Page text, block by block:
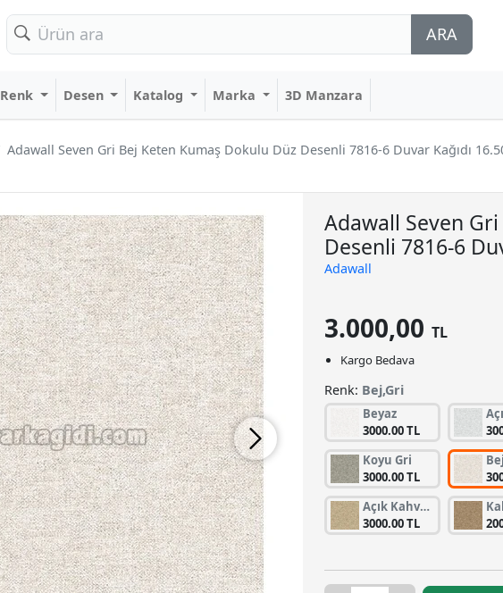
ARA
Renk Desen Katalog Marka 3D Manzara
Adawall Seven Gri Bej Keten Kumaş Dokulu Düz Desenli 7816-6 Duvar Kağıdı
Adawall Seven
Desenli 7816-6
Adawall
3.000,00 TL
Kargo Bedava
Renk: Bej,Gri
Beyaz
3000.00 TL
Koyu Gri
3000.00 TL
Açık Kahverengi
3000.00 TL